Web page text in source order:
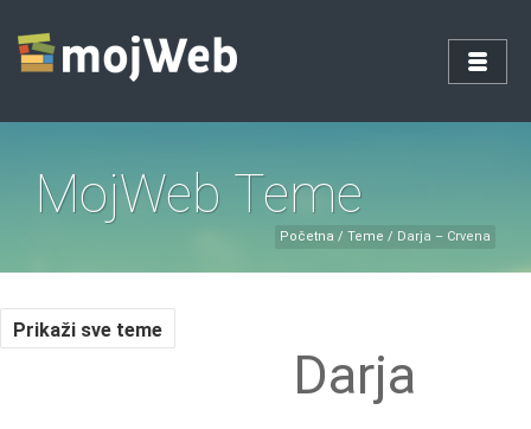
MojWeb Teme
Početna / Teme / Darja – Crvena
Prikaži sve teme
Darja